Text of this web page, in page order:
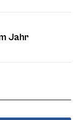
Jahr